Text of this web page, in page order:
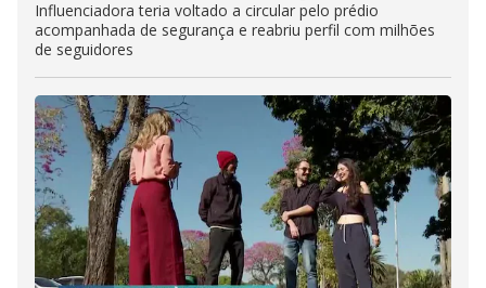
Influenciadora teria voltado a circular pelo prédio
acompanhada de segurança e reabriu perfil com milhões
de seguidores